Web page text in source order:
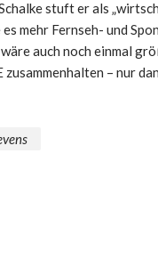
stuft er als
mehr Fernseh- und
auch noch einmal
zusammenhalten – nur